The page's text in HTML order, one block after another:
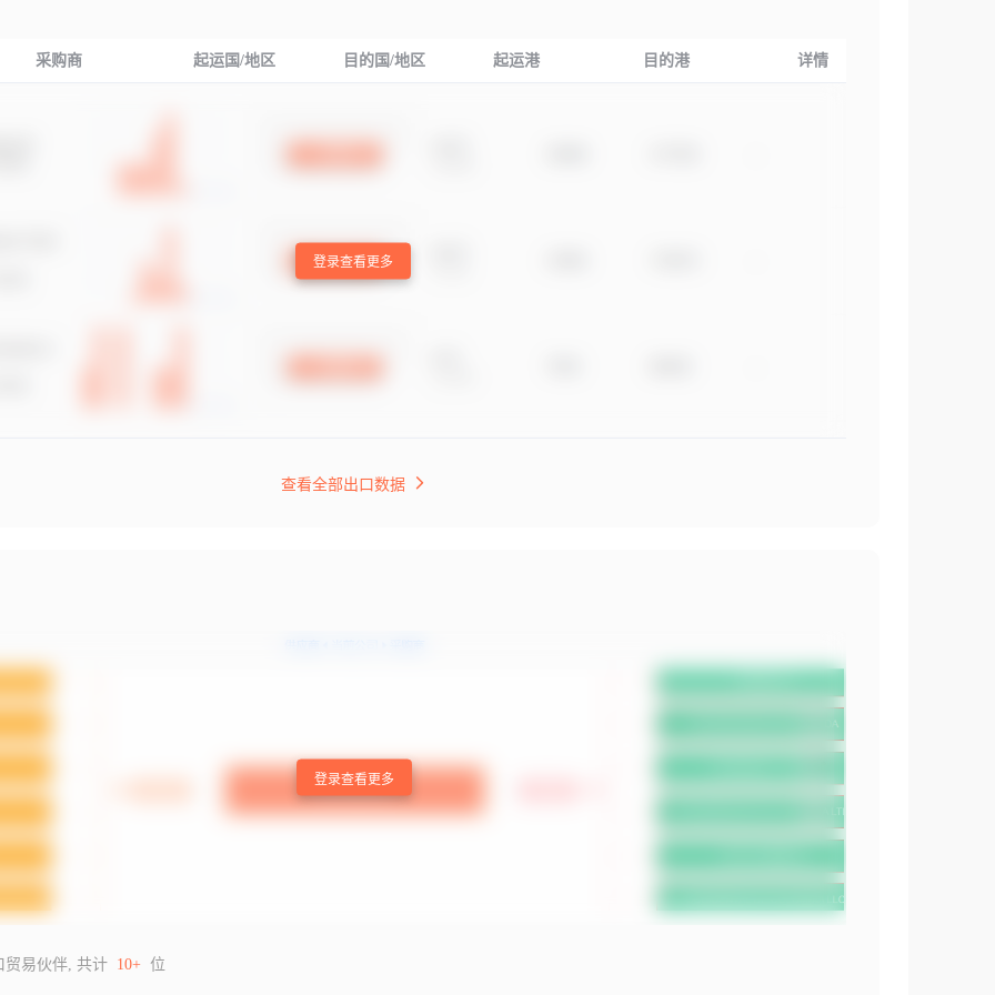
采购商 起运国/地区 目的国/地区 起运港 目的港 详情
登录查看更多
查看全部出口数据
登录查看更多
贸易伙伴, 共计 10+ 位